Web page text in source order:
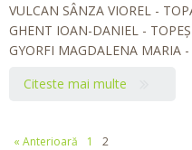
VULCAN SÂNZA VIOREL -
GHENT IOAN-DANIEL -
GYORFI MAGDALENA MARIA
Citeste mai multe
« Anterioară 1 2